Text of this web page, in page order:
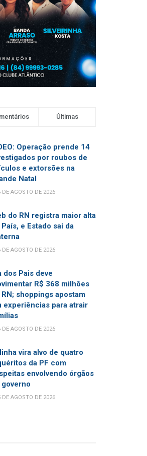
Últimas
Operação prende 14
por roubos de
e extorsões na
Natal
DE AGOSTO DE 2026
do RN registra maior alta
País, e Estado sai da
DE AGOSTO DE 2026
dos Pais deve
R$ 368 milhões
RN; shoppings apostam
experiências para atrair
DE AGOSTO DE 2026
vira alvo de quatro
da PF com
envolvendo órgãos
governo
DE AGOSTO DE 2026